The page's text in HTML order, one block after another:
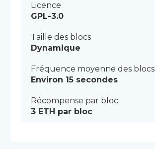
Licence
GPL-3.0
Taille des blocs
Dynamique
Fréquence moyenne des blocs
Environ 15 secondes
Récompense par bloc
3 ETH par bloc